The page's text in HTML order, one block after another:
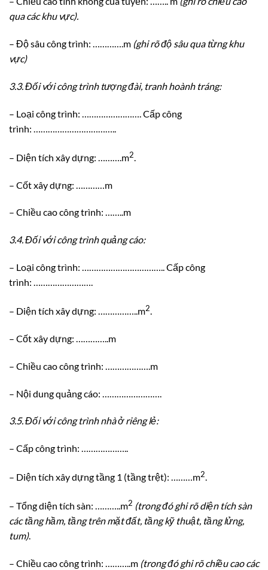
qua các khu vực).
– Độ sâu công trình: ………….m (ghi rõ độ sâu qua từng khu
vực)
3.3.Đối với công trình tượng đài, tranh hoành tráng:
– Loại công trình: ……………………. Cấp công
trình: ……………………………..
– Diện tích xây dựng: ……….m2
– Cốt xây dựng: …………m
– Chiều cao công trình: ……..m
3.4.Đối với công trình quảng cáo:
– Loại công trình: …………………………….. Cấp công
trình: …………………….
– Diện tích xây dựng: ……………..m2.
– Cốt xây dựng: …………..m
– Chiều cao công trình: ……………….m
– Nội dung quảng cáo: …………………….
3.5.Đối với công trình nhà ở riêng lẻ:
– Cấp công trình: ………………..
– Diện tích xây dựng tầng 1 (tầng trệt): ………m2.
– Tổng diện tích sàn: ………..m2 (trong đó ghi rõ diện tích sàn
các tầng hầm, tầng trên mặt đất, tầng kỹ thuật, tầng lửng,
tum).
– Chiều cao công trình: ………..m (trong đó ghi rõ chiều cao các